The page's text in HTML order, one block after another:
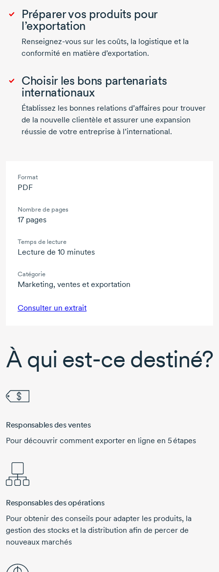
Préparer vos produits pour
l’exportation
Renseignez-vous sur les coûts, la logistique et la
conformité en matière d’exportation.
Choisir les bons partenariats
internationaux
Établissez les bonnes relations d’affaires pour trouver
de la nouvelle clientèle et assurer une expansion
réussie de votre entreprise à l’international.
Format
PDF
Nombre de pages
17 pages
Temps de lecture
Lecture de 10 minutes
Catégorie
Marketing, ventes et exportation
Consulter un extrait
À qui est-ce destiné?
Responsables des ventes
Pour découvrir comment exporter en ligne en 5 étapes
Responsables des opérations
Pour obtenir des conseils pour adapter les produits, la
gestion des stocks et la distribution afin de percer de
nouveaux marchés